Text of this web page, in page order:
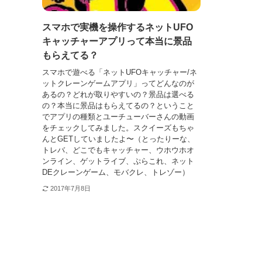
スマホで実機を操作するネットUFO
キャッチャーアプリって本当に景品
もらえてる？
スマホで遊べる「ネットUFOキャッチャー/ネ
ットクレーンゲームアプリ」ってどんなのが
あるの？どれが取りやすいの？景品は選べる
の？本当に景品はもらえてるの？ということ
でアプリの種類とユーチューバーさんの動画
をチェックしてみました。スクイーズもちゃ
んとGETしていましたよ〜（とったりーな、
トレバ、どこでもキャッチャー、ウホウホオ
ンライン、ゲットライブ、ぷらこれ、ネット
DEクレーンゲーム、モバクレ、トレゾー）
2017年7月8日